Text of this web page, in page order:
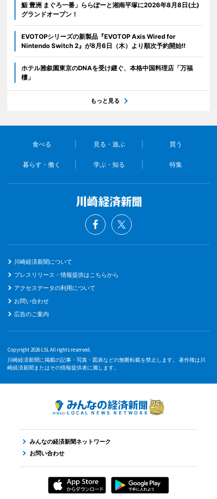
鮨 豊洲 まぐろ一番」ららぽーと湘南平塚に2026年8月8日(土)
グランドオープン！
EVOTOPシリーズの新製品『EVOTOP Axis Wired for
Nintendo Switch 2』が8月6日（木）より順次予約開始!!
ホテル雅叙園東京のDNAを受け継ぐ、本格中国料理店「万福
樓」
もっと見る
食べる 見る・遊ぶ 買う
暮らす・働く 学ぶ・知る 特集
川崎経済新聞について
プレスリリース・情報提供はこちらから
アクセスデータの利用について
お問い合わせ
広告のご案内
Copyright 2026 LSL All rights reserved.
川崎経済新聞に掲載の記事・写真・図表などの無断転載を禁止します。 著作権は川
崎経済新聞またはその情報提供者に属します。
みんなの経済新聞ネットワーク
お問い合わせ